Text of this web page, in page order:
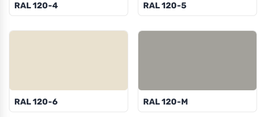
RAL 120-4 RAL 120-5
RAL 120-6 RAL 120-M